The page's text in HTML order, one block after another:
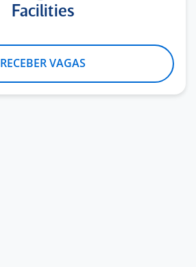
Facilities
RECEBER VAGAS